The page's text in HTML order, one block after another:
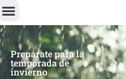
Prepárate para la
temporada de
invierno